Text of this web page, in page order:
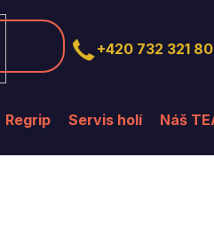
Regrip Servis holí Náš
+420 732 321